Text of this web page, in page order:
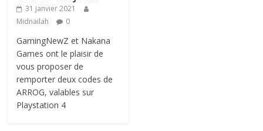
31 janvier 2021
Midnailah
0
GamingNewZ et Nakana
Games ont le plaisir de
vous proposer de
remporter deux codes de
ARROG, valables sur
Playstation 4